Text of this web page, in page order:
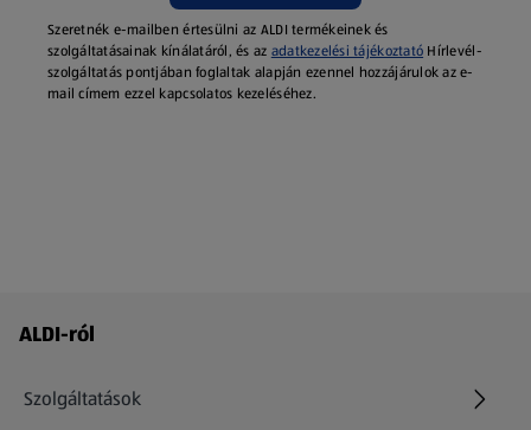
Szeretnék e-mailben értesülni az ALDI termékeinek és
szolgáltatásainak kínálatáról, és az adatkezelési tájékoztató Hírlevél-
szolgáltatás pontjában foglaltak alapján ezennel hozzájárulok az e-
mail címem ezzel kapcsolatos kezeléséhez.
Láblécmenü - további linkek
ALDI-ról
Szolgáltatások